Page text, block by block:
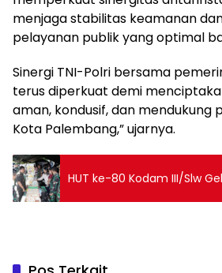
menjaga stabilitas keamanan
pelayanan publik yang optimal
Sinergi TNI-Polri bersama
terus diperkuat demi
aman, kondusif, dan mendukung
Kota Palembang,” ujarnya.
HUT ke-80 Kodam III/Slw